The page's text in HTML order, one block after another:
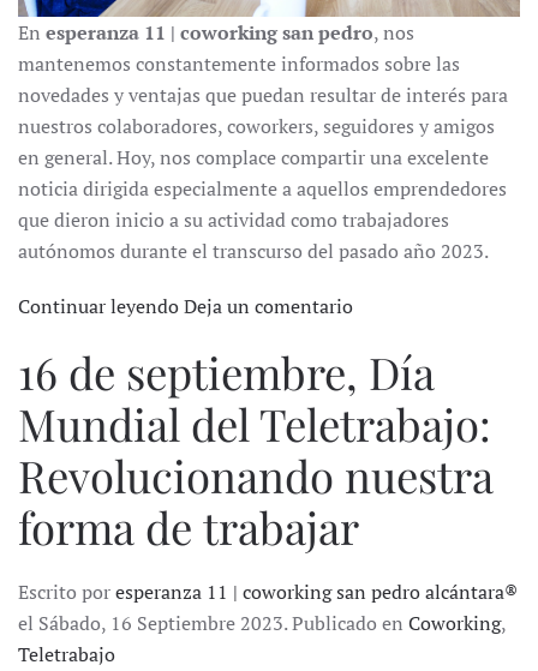
En esperanza 11 | coworking san pedro, nos
mantenemos constantemente informados sobre las
novedades y ventajas que puedan resultar de interés para
nuestros colaboradores, coworkers, seguidores y amigos
en general. Hoy, nos complace compartir una excelente
noticia dirigida especialmente a aquellos emprendedores
que dieron inicio a su actividad como trabajadores
autónomos durante el transcurso del pasado año 2023.
Continuar leyendoDeja un comentario
16 de septiembre, Día
Mundial del Teletrabajo:
Revolucionando nuestra
forma de trabajar
Escrito poresperanza 11 | coworking san pedro alcántara®
el Sábado, 16 Septiembre 2023. Publicado en Coworking,
Teletrabajo